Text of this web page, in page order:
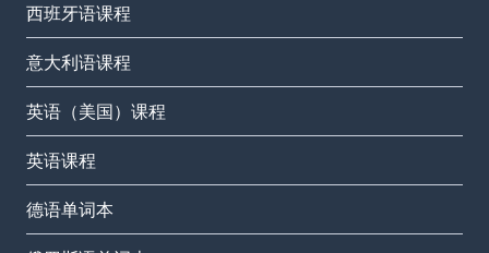
西班牙语课程
意大利语课程
英语（美国）课程
英语课程
德语单词本